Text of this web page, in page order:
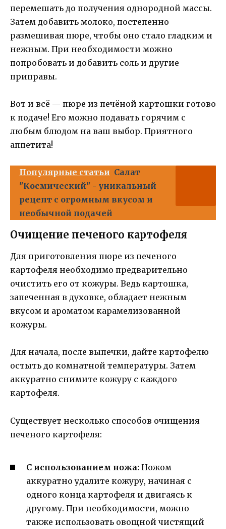
перемешать до получения однородной массы.
Затем добавить молоко, постепенно
размешивая пюре, чтобы оно стало гладким и
нежным. При необходимости можно
попробовать и добавить соль и другие
приправы.
Вот и всё — пюре из печёной картошки готово
к подаче! Его можно подавать горячим с
любым блюдом на ваш выбор. Приятного
аппетита!
Популярные статьи Салат
"Космический" - уникальный
рецепт с огромным вкусом и
необычной подачей
Очищение печеного картофеля
Для приготовления пюре из печеного
картофеля необходимо предварительно
очистить его от кожуры. Ведь картошка,
запеченная в духовке, обладает нежным
вкусом и ароматом карамелизованной
кожуры.
Для начала, после выпечки, дайте картофелю
остыть до комнатной температуры. Затем
аккуратно снимите кожуру с каждого
картофеля.
Существует несколько способов очищения
печеного картофеля:
С использованием ножа: Ножом
аккуратно удалите кожуру, начиная с
одного конца картофеля и двигаясь к
другому. При необходимости, можно
также использовать овощной чистящий